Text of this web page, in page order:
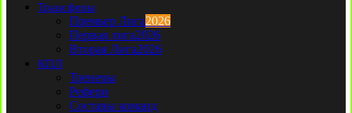
Трансферы
Премьер Лига2026
Первая лига2026
Вторая Лига2026
КПЛ
Тренеры
Рефери
Составы команд